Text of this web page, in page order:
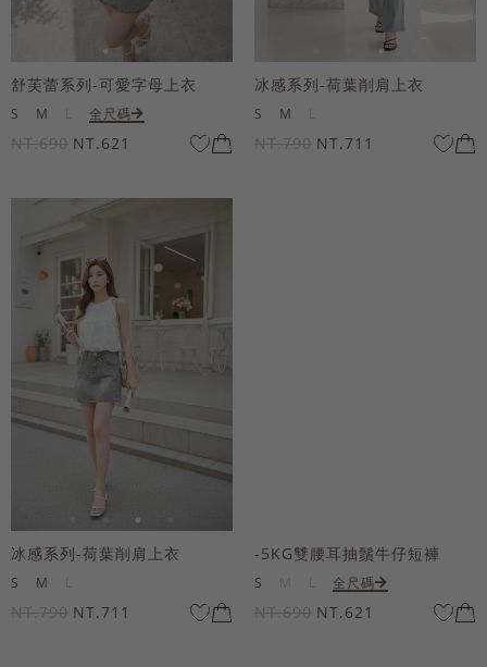
舒芙蕾系列-可愛字母上衣
S M 全尺碼
NT.690 NT.621
冰感系列-荷葉削肩上衣
S M
NT.790 NT.711
冰感系列-荷葉削肩上衣
S M
NT.790 NT.711
-5KG雙腰耳抽鬚牛仔短褲
S 全尺碼
NT.690 NT.621